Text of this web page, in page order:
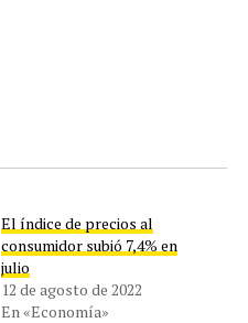
El índice de precios al
consumidor subió 7,4% en
julio
12 de agosto de 2022
En «Economía»